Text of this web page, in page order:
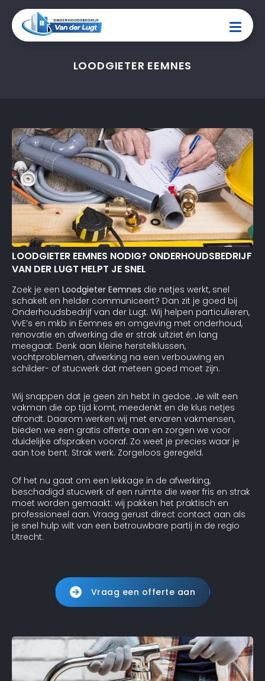
LOODGIETER EEMNES
LOODGIETER EEMNES NODIG? ONDERHOUDSBEDRIJF
VAN DER LUGT HELPT JE SNEL
Zoek je een Loodgieter Eemnes die netjes werkt, snel
schakelt en helder communiceert? Dan zit je goed bij
Onderhoudsbedrijf van der Lugt. Wij helpen particulieren,
VvE’s en mkb in Eemnes en omgeving met onderhoud,
renovatie en afwerking die er strak uitziet én lang
meegaat. Denk aan kleine herstelklussen,
vochtproblemen, afwerking na een verbouwing en
schilder- of stucwerk dat meteen goed moet zijn.
Wij snappen dat je geen zin hebt in gedoe. Je wilt een
vakman die op tijd komt, meedenkt en de klus netjes
afrondt. Daarom werken wij met ervaren vakmensen,
bieden we een gratis offerte aan en zorgen we voor
duidelijke afspraken vooraf. Zo weet je precies waar je
aan toe bent. Strak werk. Zorgeloos geregeld.
Of het nu gaat om een lekkage in de afwerking,
beschadigd stucwerk of een ruimte die weer fris en strak
moet worden gemaakt: wij pakken het praktisch en
professioneel aan. Vraag gerust direct contact aan als
je snel hulp wilt van een betrouwbare partij in de regio
Utrecht.
Vraag een offerte aan